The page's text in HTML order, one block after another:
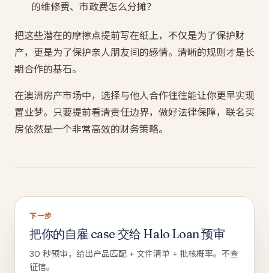
的维修费、市政费怎么分摊？
把这些潜在的摩擦点提前写在纸上，不仅是为了保护财
产，更是为了保护亲人朋友间的感情。清晰的规则才是长
期合作的基石。
在澳洲房产市场中，选择与他人合作往往能让你更早实现
置业梦。只要提前看清责任边界，做好法律保障，联名买
房依然是一个非常高效的财务策略。
下一步
把你的自雇 case 交给 Halo Loan 预审
30 秒预审，给出产品匹配 + 文件清单 + 批核概率。不查
征信。